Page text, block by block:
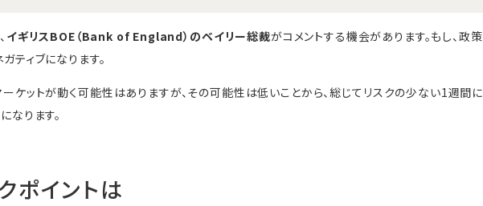
イギリスBOE（Bank of England）のベイリー総裁がコメントする機会があります。もし、政策
ティブになります。
ケットが動く可能性はありますが、その可能性は低いことから、総じてリスクの少ない1週間に
なります。
ポイントは